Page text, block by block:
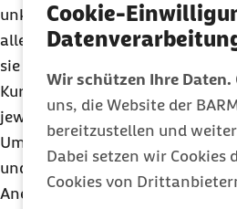
Cookie-
Wir schützen Ihre Daten.
uns, die Website der
bereitzustellen und
Dabei setzen wir Cookies
Cookies von
unkompliziert und kostenlos.
allen Interessierten offen,
sie krankenversichert sind“, so
Kurse sind auf die
jeweiligen Bundesländer
Umfang entsprechen den
und es werden
Anerkennungsverfahren